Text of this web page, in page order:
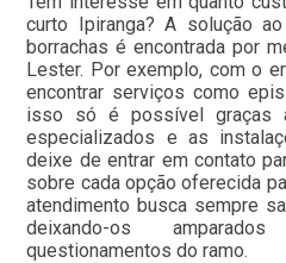
curto Ipiranga? A solução
borrachas é encontrada por
Lester. Por exemplo, com o
encontrar serviços como
isso só é possível graças
especializados e as
deixe de entrar em contato
sobre cada opção oferecida
atendimento busca sempre
deixando-os
questionamentos do ramo.